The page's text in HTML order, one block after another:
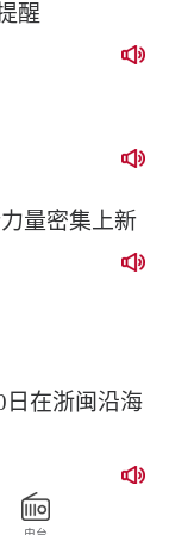
醒
量密集上新
日在浙闽沿海